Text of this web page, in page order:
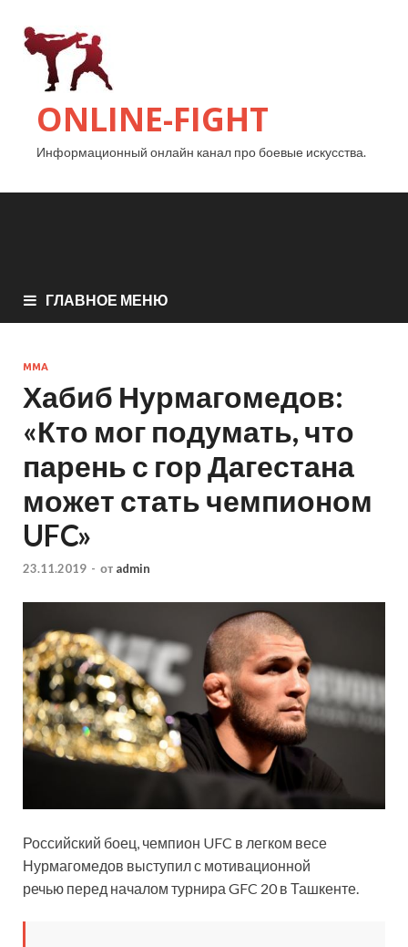
ONLINE-FIGHT
Информационный онлайн канал про боевые искусства.
ГЛАВНОЕ МЕНЮ
MMA
Хабиб Нурмагомедов:
«Кто мог подумать, что
парень с гор Дагестана
может стать чемпионом
UFC»
23.11.2019 - от admin
Российский боец, чемпион UFC в легком весе
Нурмагомедов выступил с мотивационной
речью перед началом турнира GFC 20 в Ташкенте.